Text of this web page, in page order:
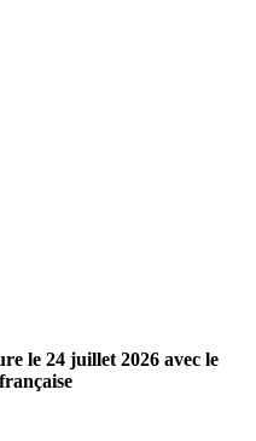
le 24 juillet 2026 avec le